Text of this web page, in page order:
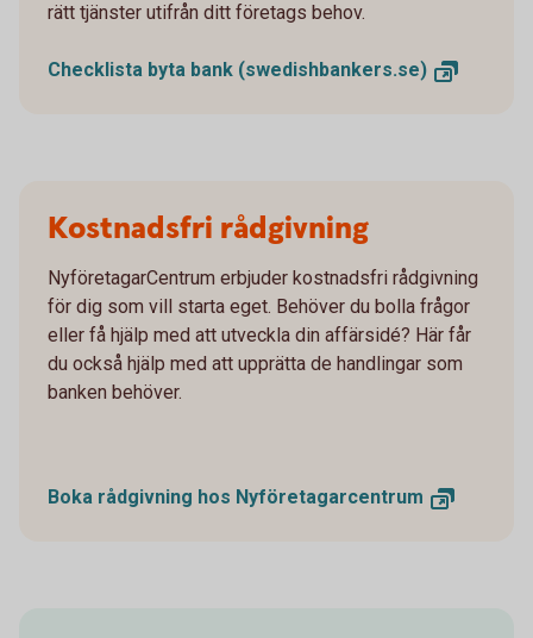
rätt tjänster utifrån ditt företags behov.
Checklista byta bank (swedishbankers.se)
Kostnadsfri rådgivning
NyföretagarCentrum erbjuder kostnadsfri rådgivning
för dig som vill starta eget. Behöver du bolla frågor
eller få hjälp med att utveckla din affärsidé? Här får
du också hjälp med att upprätta de handlingar som
banken behöver.
Boka rådgivning hos Nyföretagarcentrum